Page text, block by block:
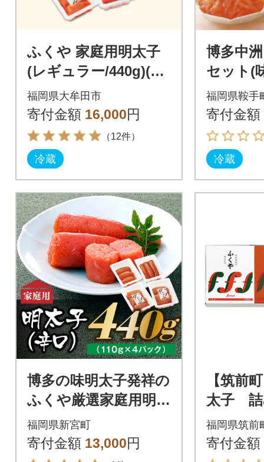
ふくや 家庭用明太子
(レギュラー/440g)(大
牟田市)
福岡県大牟田市
寄付金額 16,000円
（12件）
冷蔵
博多中
セット(
あえも
ット)
福岡県鞍手
寄付金額
冷蔵
博多の味明太子発祥の
ふくや厳選家庭用明太
子(辛口)440g(110g×4)
【辛子明太子】.AC16
0
福岡県新宮町
寄付金額 13,000円
【筑前
太子 詰
『粋』
福岡県筑前
寄付金額